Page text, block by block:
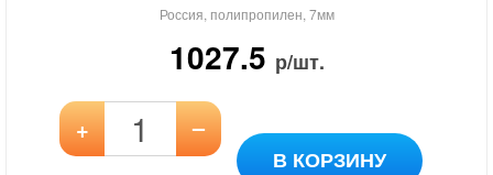
Россия, полипропилен, 7мм
1027.5 р/шт.
+ –
В КОРЗИНУ